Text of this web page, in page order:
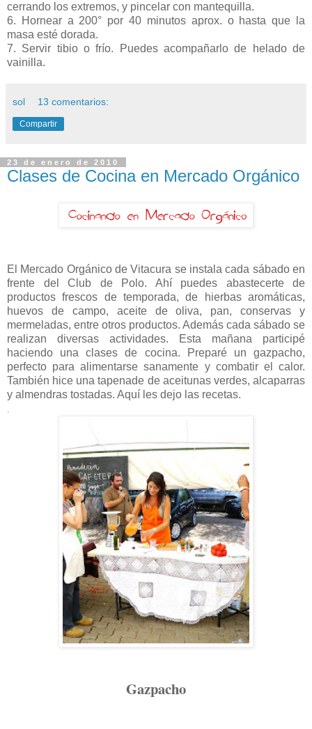
cerrando los extremos, y pincelar con mantequilla.
6. Hornear a 200° por 40 minutos aprox. o hasta que la
masa esté dorada.
7. Servir tibio o frío. Puedes acompañarlo de helado de
vainilla.
sol 13 comentarios:
Compartir
23 de enero de 2010
Clases de Cocina en Mercado Orgánico
El Mercado Orgánico de Vitacura se instala cada sábado en
frente del Club de Polo. Ahí puedes abastecerte de
productos frescos de temporada, de hierbas aromáticas,
huevos de campo, aceite de oliva, pan, conservas y
mermeladas, entre otros productos. Además cada sábado se
realizan diversas actividades. Esta mañana participé
haciendo una clases de cocina. Preparé un gazpacho,
perfecto para alimentarse sanamente y combatir el calor.
También hice una tapenade de aceitunas verdes, alcaparras
y almendras tostadas. Aquí les dejo las recetas.
.
Gazpacho